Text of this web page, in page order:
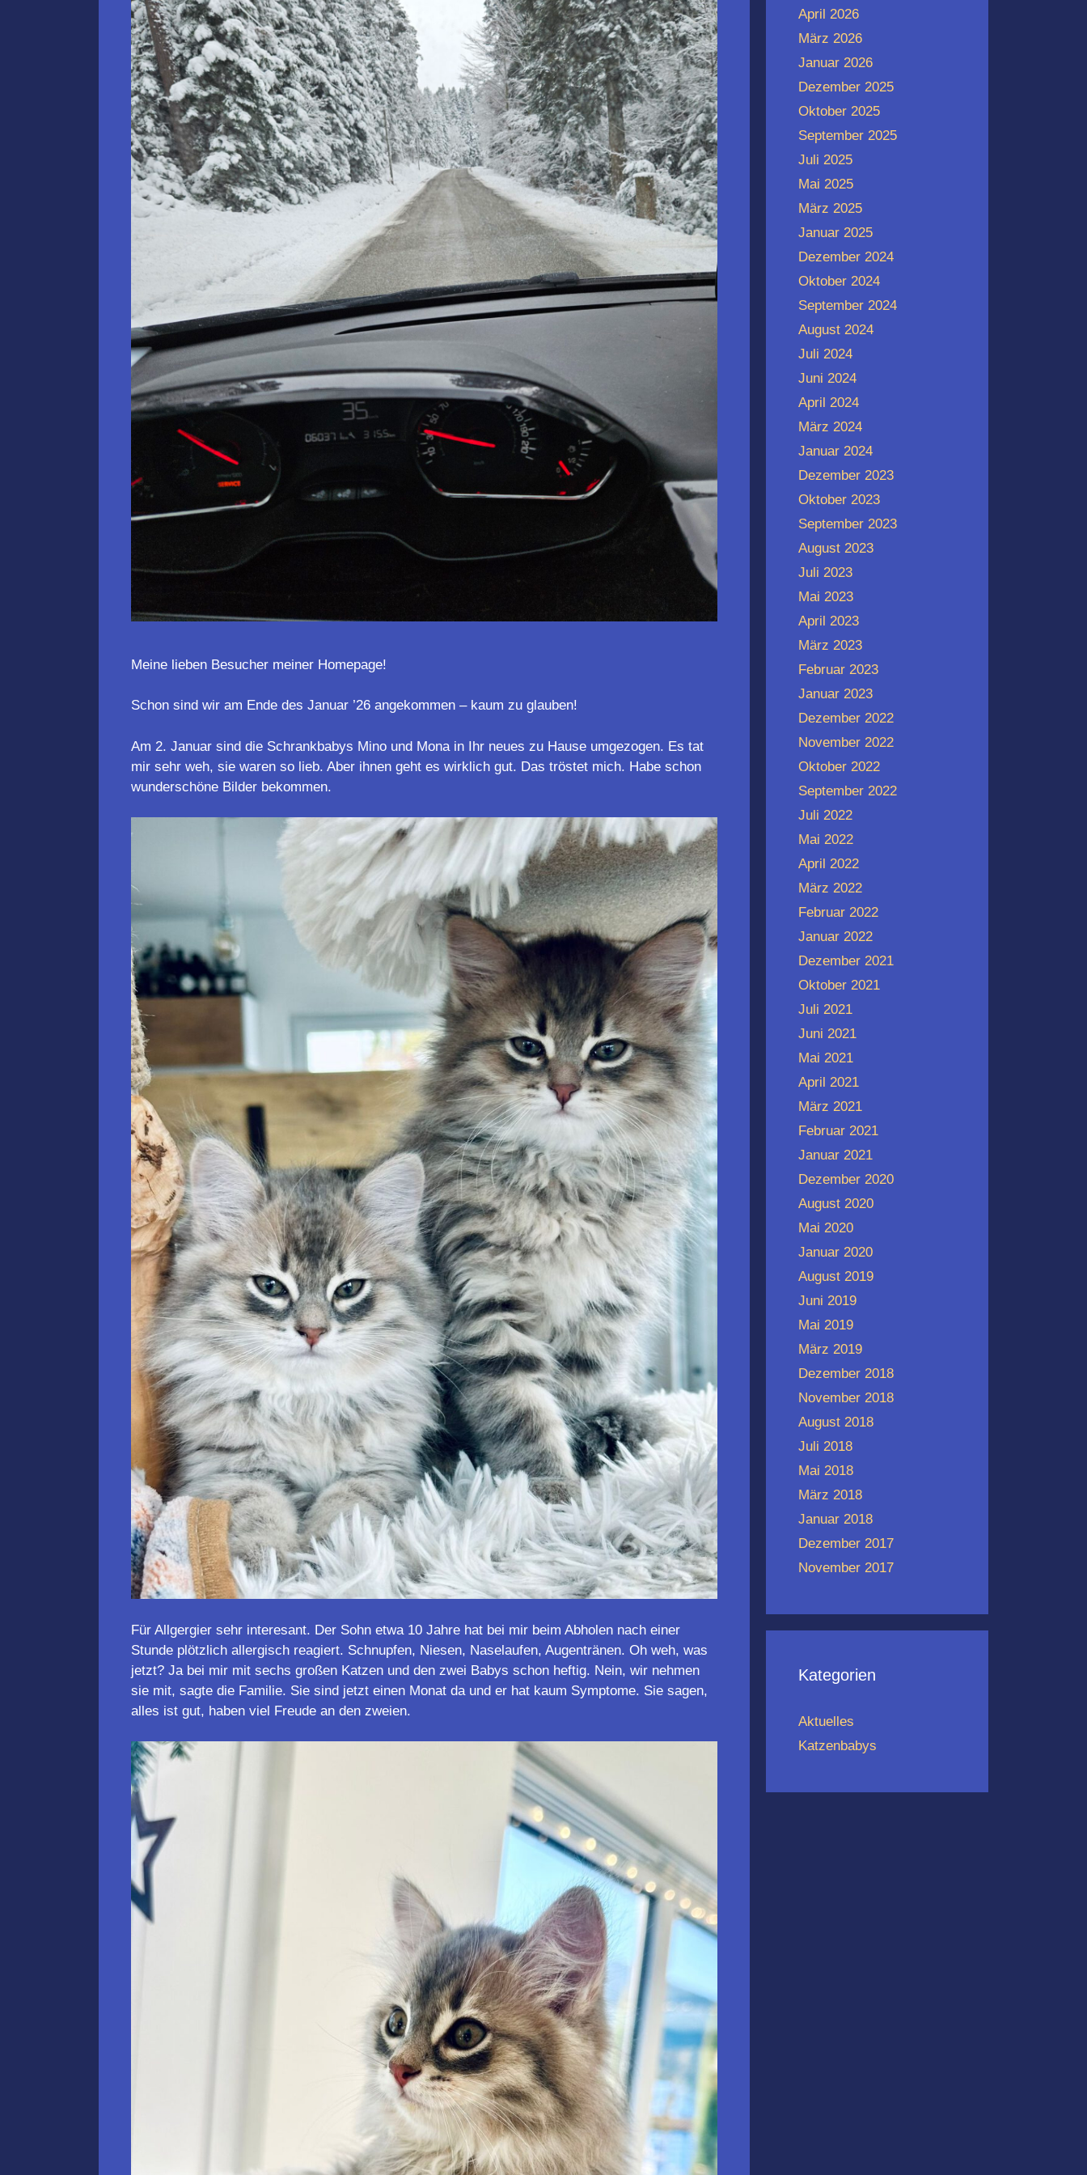
Meine lieben Besucher meiner Homepage!
Schon sind wir am Ende des Januar ’26 angekommen – kaum zu glauben!
Am 2. Januar sind die Schrankbabys Mino und Mona in Ihr neues zu Hause umgezogen. Es tat
mir sehr weh, sie waren so lieb. Aber ihnen geht es wirklich gut. Das tröstet mich. Habe schon
wunderschöne Bilder bekommen.
Für Allgergier sehr interesant. Der Sohn etwa 10 Jahre hat bei mir beim Abholen nach einer
Stunde plötzlich allergisch reagiert. Schnupfen, Niesen, Naselaufen, Augentränen. Oh weh, was
jetzt? Ja bei mir mit sechs großen Katzen und den zwei Babys schon heftig. Nein, wir nehmen
sie mit, sagte die Familie. Sie sind jetzt einen Monat da und er hat kaum Symptome. Sie sagen,
alles ist gut, haben viel Freude an den zweien.
April 2026
März 2026
Januar 2026
Dezember 2025
Oktober 2025
September 2025
Juli 2025
Mai 2025
März 2025
Januar 2025
Dezember 2024
Oktober 2024
September 2024
August 2024
Juli 2024
Juni 2024
April 2024
März 2024
Januar 2024
Dezember 2023
Oktober 2023
September 2023
August 2023
Juli 2023
Mai 2023
April 2023
März 2023
Februar 2023
Januar 2023
Dezember 2022
November 2022
Oktober 2022
September 2022
Juli 2022
Mai 2022
April 2022
März 2022
Februar 2022
Januar 2022
Dezember 2021
Oktober 2021
Juli 2021
Juni 2021
Mai 2021
April 2021
März 2021
Februar 2021
Januar 2021
Dezember 2020
August 2020
Mai 2020
Januar 2020
August 2019
Juni 2019
Mai 2019
März 2019
Dezember 2018
November 2018
August 2018
Juli 2018
Mai 2018
März 2018
Januar 2018
Dezember 2017
November 2017
Kategorien
Aktuelles
Katzenbabys